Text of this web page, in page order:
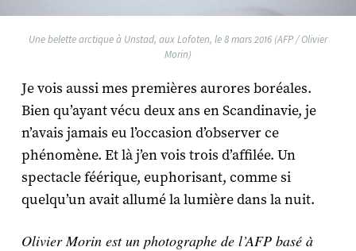
Une belette arctique à Unstad, aux Lofoten, le 8 mars 2016 (AFP / Olivier
Morin)
Je vois aussi mes premières aurores boréales.
Bien qu’ayant vécu deux ans en Scandinavie, je
n’avais jamais eu l’occasion d’observer ce
phénomène. Et là j’en vois trois d’affilée. Un
spectacle féérique, euphorisant, comme si
quelqu’un avait allumé la lumière dans la nuit.
Olivier Morin est un photographe de l’AFP basé à